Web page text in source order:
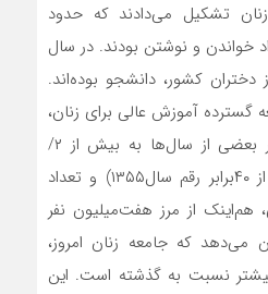
تشکیل می‌دادند که حدود
خواندن و نوشتن بودند. در سال
نفر از دختران کشور، دانشجو بوده‌‌‌‌اند.
گسترده آموزش عالی برای زنان،
تعداد دانشجویان دختر در بعضی از سال‌ها به بیش از ۲/
۲‌میلیون نفر رسید‌ (بیش از ۴۰‌برابر رقم سال‌۱۳۵۵) و تعداد
هم‌‌‌‌‌‌اینک از مرز هفت‌میلیون نفر
می‌دهد که جامعه زنان امروز،
بیشتر نسبت به گذشته است. این